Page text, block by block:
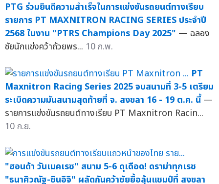
PTG ร่วมยินดีความสำเร็จในการแข่งขันรถยนต์ทางเรียบ
รายการ PT MAXNITRON RACING SERIES ประจำปี
2568 ในงาน "PTRS Champions Day 2025" — ฉลอง
ชัยนักแข่งคว้าถ้วยพร... 10 ก.พ.
PT
Maxnitron Racing Series 2025 จบสนามที่ 3-5 เตรียม
ระเบิดความมันสนามสุดท้ายที่ จ. สงขลา 16 - 19 ต.ค. นี้ —
รายการแข่งขันรถยนต์ทางเรียบ PT Maxnitron Racin...
10 ก.ย.
"ฮอนด้า วันเมคเรซ" สนาม 5-6 ดุเดือด! ดราม่าทุกเรซ
"ธนาศิวณัฐ-ชินอิจิ" ผลัดกันคว้าชัยยื้อลุ้นแชมป์ที่ สงขลา